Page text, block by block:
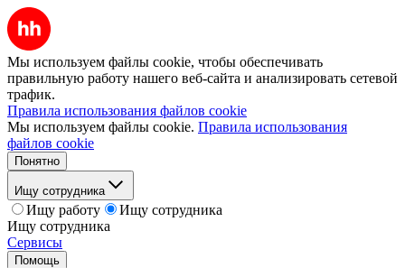
Мы используем файлы cookie, чтобы обеспечивать
правильную работу нашего веб-сайта и анализировать сетевой
трафик.
Правила использования файлов cookie
Мы используем файлы cookie. Правила использования
файлов cookie
Понятно
Ищу сотрудника
Ищу работу
Ищу сотрудника
Ищу сотрудника
Сервисы
Помощь